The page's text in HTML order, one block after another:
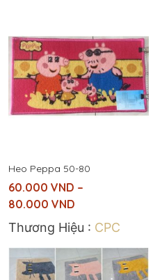
Heo Peppa 50-80
60.000 VND –
80.000 VND
Thương Hiệu : CPC